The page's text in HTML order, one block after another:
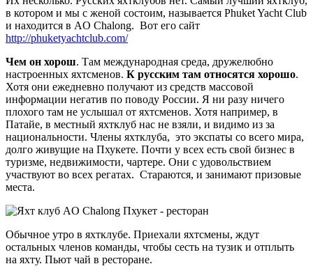
в котором и мы с женой состоим, называется Phuket Yacht Club
и находится в AO Chalong. Вот его сайт
http://phuketyachtclub.com/
Чем он хорош. Там международная среда, дружелюбно
настроенных яхтсменов. К русским там относятся хорошо.
Хотя они ежедневно получают из средств массовой
информации негатив по поводу России. Я ни разу ничего
плохого там не услышал от яхтсменов. Хотя например, в
Патайе, в местный яхтклуб нас не взяли, и видимо из за
национальности. Члены яхтклуба, это экспаты со всего мира,
долго живущие на Пхукете. Почти у всех есть свой бизнес в
туризме, недвижимости, чартере. Они с удовольствием
участвуют во всех регатах. Стараются, и занимают призовые
места.
Обычное утро в яхтклубе. Приехали яхтсмены, ждут
остальных членов команды, чтобы сесть на тузик и отплыть
на яхту. Пьют чай в ресторане.